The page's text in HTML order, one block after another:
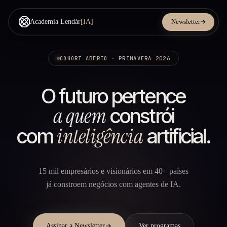
Academia Lendár[IA] Newsletter
COHORT ABERTO · PRIMAVERA 2026
O futuro pertence
a quemconstrói
cominteligênciaartificial.
15 mil empresários e visionários em 40+ países
já constroem negócios com agentes de IA.